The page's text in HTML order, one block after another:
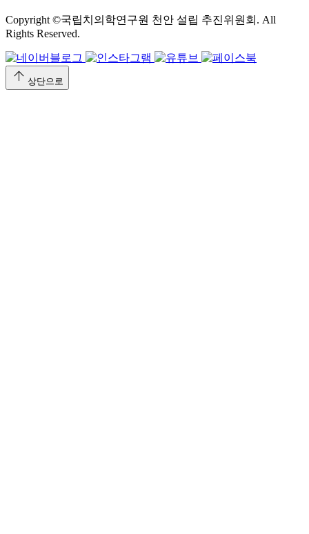
Copyright ©국립치의학연구원 천안 설립 추진위원회. All
Rights Reserved.
arrow_upward 상단으로